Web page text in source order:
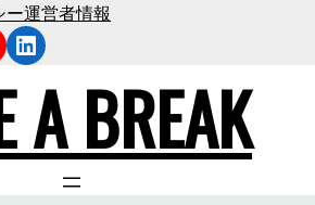
ー運営者情報
LinkedIn
A BREAK